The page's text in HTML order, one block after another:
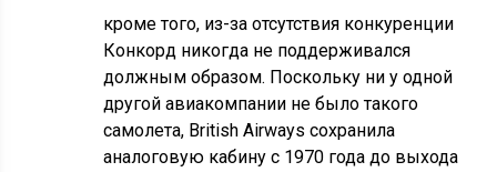
кроме того, из-за отсутствия конкуренции
Конкорд никогда не поддерживался
должным образом. Поскольку ни у одной
другой авиакомпании не было такого
самолета, British Airways сохранила
аналоговую кабину с 1970 года до выхода